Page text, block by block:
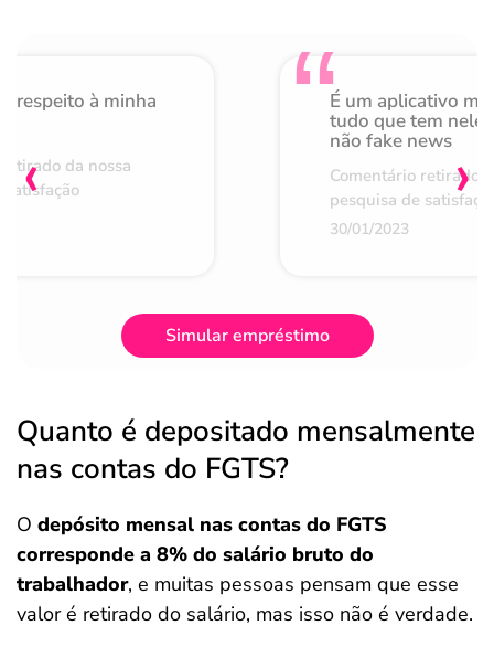
respeito à minha
da nossa
É um aplicativo
tudo que tem nele
não fake news
Comentário retirado
pesquisa de
30/01/2023
‹ ›
Simular empréstimo
Quanto é depositado mensalmente
nas contas do FGTS?
O depósito mensal nas contas do FGTS
corresponde a 8% do salário bruto do
trabalhador, e muitas pessoas pensam que esse
valor é retirado do salário, mas isso não é verdade.